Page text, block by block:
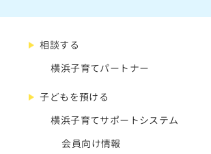
相談する
横浜子育てパートナー
子どもを預ける
横浜子育てサポートシステム
会員向け情報